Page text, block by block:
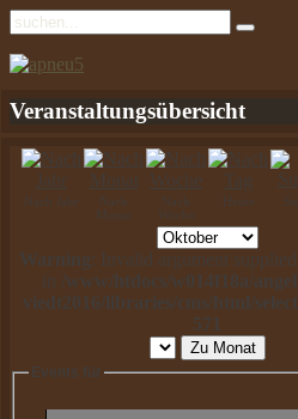
Veranstaltungsübersicht
Warning : Invalid argument
/www/htdocs/w014f18a/
viedt2016/libraries/cms/html/
571
Zu Monat
Events für